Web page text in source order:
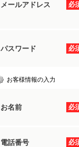
必
メールアドレス
必
パスワード
お客様情報の入力
必
お名前
必
電話番号